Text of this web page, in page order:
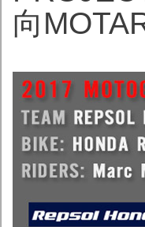
向